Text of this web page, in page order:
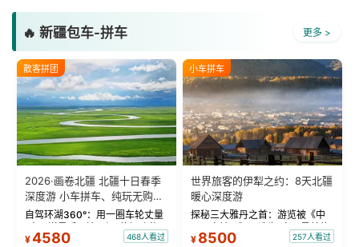
🔥 新疆包车-拼车 更多 >
散客拼团
2026·画卷北疆 北疆十日春季
深度游 小车拼车、纯玩无购
物！
自驾环湖360°：用一圈车轮丈量
“大西洋最后一滴眼泪”的极致蔚
蓝。 赛湖旅拍：甄选多款风格服
¥4580 468人看过
小车拼车
世界旅客的伊犁之约：8天北疆
暖心深度游
探秘三大雅丹之首：游览被《中
国国家地理》评选为“中国最美的
三大雅丹”第一名的克拉玛依魔鬼
¥ 8500 257人看过